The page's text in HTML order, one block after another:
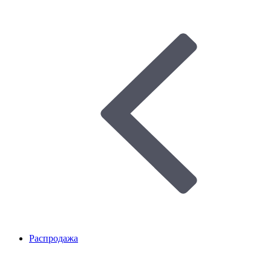
Распродажа